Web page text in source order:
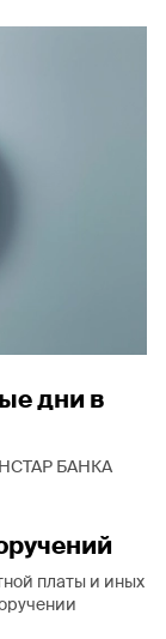
дни в
БАНКА
платы и иных